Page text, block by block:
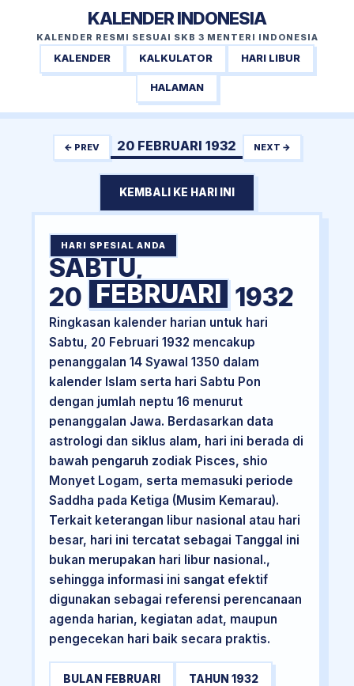
KALENDER INDONESIA
KALENDER RESMI SESUAI SKB 3 MENTERI INDONESIA
KALENDER KALKULATOR HARI LIBUR
HALAMAN
← PREV 20 FEBRUARI 1932 NEXT →
KEMBALI KE HARI INI
HARI SPESIAL ANDA
SABTU,
20 FEBRUARI 1932
Ringkasan kalender harian untuk hari
Sabtu, 20 Februari 1932 mencakup
penanggalan 14 Syawal 1350 dalam
kalender Islam serta hari Sabtu Pon
dengan jumlah neptu 16 menurut
penanggalan Jawa. Berdasarkan data
astrologi dan siklus alam, hari ini berada di
bawah pengaruh zodiak Pisces, shio
Monyet Logam, serta memasuki periode
Saddha pada Ketiga (Musim Kemarau).
Terkait keterangan libur nasional atau hari
besar, hari ini tercatat sebagai Tanggal ini
bukan merupakan hari libur nasional.,
sehingga informasi ini sangat efektif
digunakan sebagai referensi perencanaan
agenda harian, kegiatan adat, maupun
pengecekan hari baik secara praktis.
BULAN FEBRUARI TAHUN 1932